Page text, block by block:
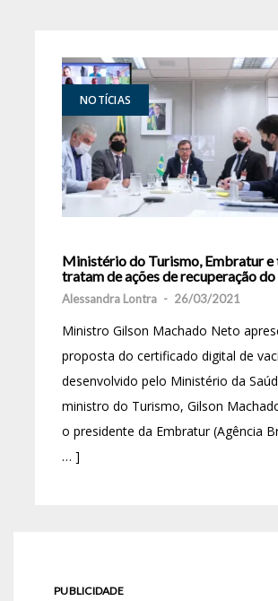
NOTÍCIAS
Ministério do Turismo, Embratur e
tratam de ações de recuperação
Alessandra Lontra - 26/03/2021
Ministro Gilson Machado Neto
proposta do certificado digital de
desenvolvido pelo Ministério da
ministro do Turismo, Gilson
o presidente da Embratur (Agência
… ]
PUBLICIDADE